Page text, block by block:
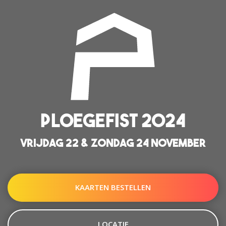
PLOEGEFIST 2024
VRIJDAG 22 & ZONDAG 24 NOVEMBER
KAARTEN BESTELLEN
LOCATIE